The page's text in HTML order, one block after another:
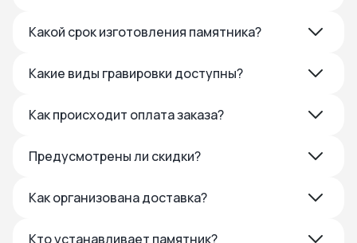
Какой срок изготовления памятника?
Какие виды гравировки доступны?
Как происходит оплата заказа?
Предусмотрены ли скидки?
Как организована доставка?
Кто устанавливает памятник?